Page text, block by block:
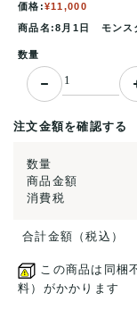
価格:¥11,000
商品名:8月1日 モンス
数量
注文金額を確認する
数量
商品金額
消費税
合計金額（税込）
この商品は同梱
料）がかかります